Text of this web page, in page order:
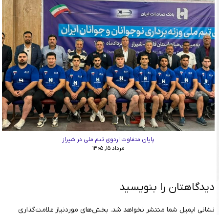
پایان متفاوت اردوی تیم ملی در شیراز
مرداد ۱۵, ۱۴۰۵
دیدگاهتان را بنویسید
نشانی ایمیل شما منتشر نخواهد شد. بخش‌های موردنیاز علامت‌گذاری